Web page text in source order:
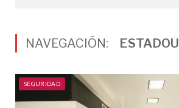
NAVEGACIÓN:
SEGURIDAD